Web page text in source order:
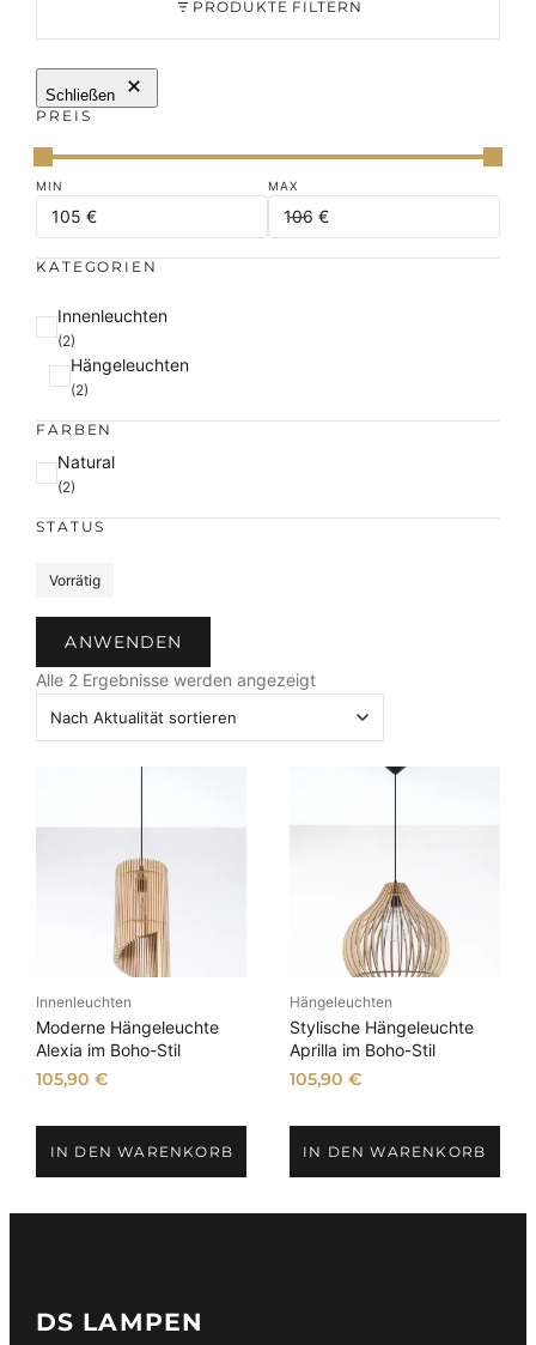
PRODUKTE FILTERN
Schließen
PREIS
KATEGORIEN
K
a
g
e
Innenleuchten
(2)
Hängeleuchten
(2)
FARBEN
F
a
r
Natural
(2)
STATUS
u
Vorrätig
ANWENDEN
Alle 2 Ergebnisse werden angezeigtN
ä
t
s
o
t
i
e
Innenleuchten
Moderne Hängeleuchte
Alexia im Boho-Stil
105,90€
IN DEN WARENKORB
Hängeleuchten
Stylische Hängeleuchte
Aprilla im Boho-Stil
105,90 €
IN DEN WARENKORB
DS LAMPEN